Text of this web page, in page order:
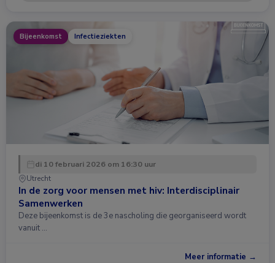
Bijeenkomst Infectieziekten
di 10 februari 2026 om 16:30 uur
Utrecht
In de zorg voor mensen met hiv: Interdisciplinair
Samenwerken
Deze bijeenkomst is de 3e nascholing die georganiseerd wordt
vanuit …
Meer informatie →